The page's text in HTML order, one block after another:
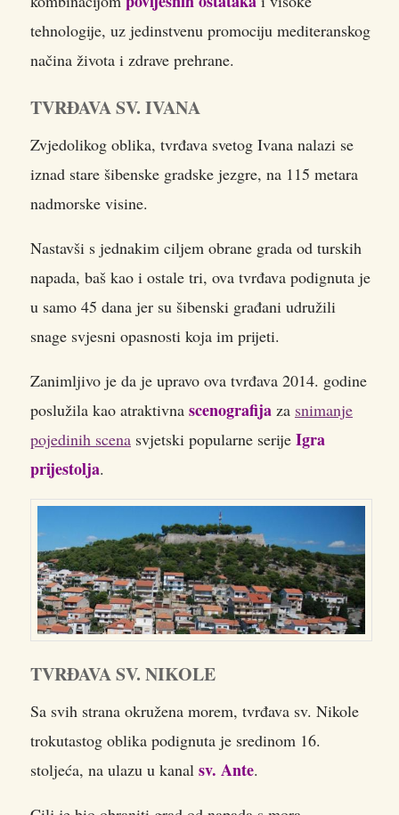
tehnologije, uz jedinstvenu promociju mediteranskog
načina života i zdrave prehrane.
TVRĐAVA SV. IVANA
Zvjedolikog oblika, tvrđava svetog Ivana nalazi se
iznad stare šibenske gradske jezgre, na 115 metara
nadmorske visine.
Nastavši s jednakim ciljem obrane grada od turskih
napada, baš kao i ostale tri, ova tvrđava podignuta je
u samo 45 dana jer su šibenski građani udružili
snage svjesni opasnosti koja im prijeti.
Zanimljivo je da je upravo ova tvrđava 2014. godine
poslužila kao atraktivna scenografija za snimanje
pojedinih scena svjetski popularne serije Igra
prijestolja.
TVRĐAVA SV. NIKOLE
Sa svih strana okružena morem, tvrđava sv. Nikole
trokutastog oblika podignuta je sredinom 16.
stoljeća, na ulazu u kanal sv. Ante.